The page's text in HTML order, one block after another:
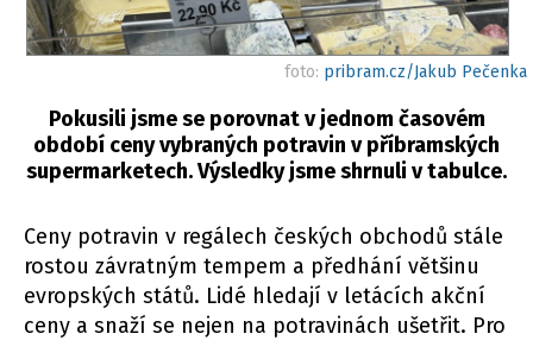
foto: pribram.cz/Jakub Pečenka
Pokusili jsme se porovnat v jednom časovém
období ceny vybraných potravin v příbramských
supermarketech. Výsledky jsme shrnuli v tabulce.
Ceny potravin v regálech českých obchodů stále
rostou závratným tempem a předhání většinu
evropských států. Lidé hledají v letácích akční
ceny a snaží se nejen na potravinách ušetřit. Pro